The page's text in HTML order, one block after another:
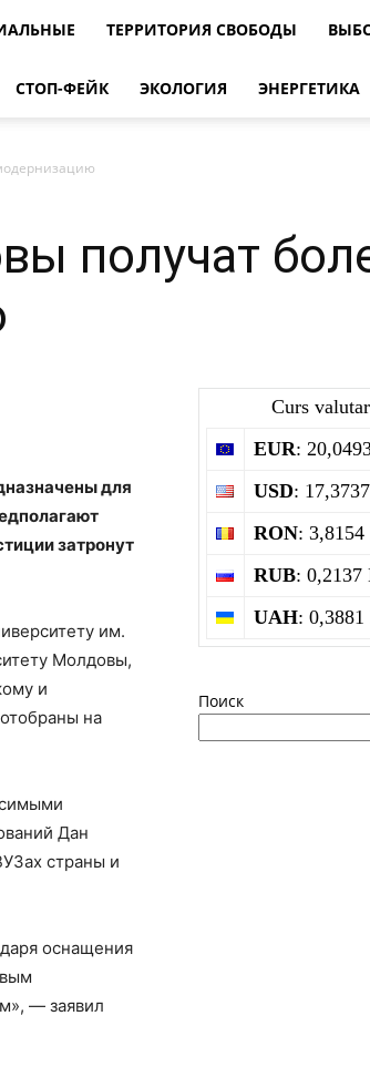
ТЕРРИТОРИЯ СВОБОДЫ
СТОП-ФЕЙК ЭКОЛОГИЯ ЭНЕРГЕТИКА
получат
для
затронут
им.
Молдовы,
и
на
Дан
страны и
оснащения
— заявил
Curs
EUR:
USD:
RON:
RUB:
UAH:
Поиск